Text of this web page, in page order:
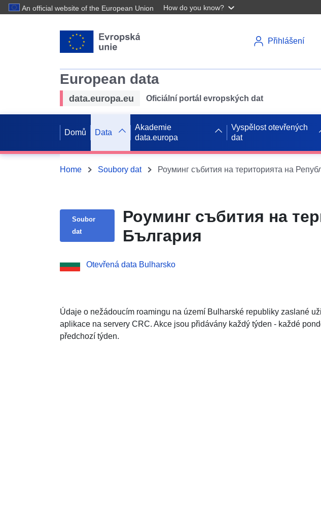
An official website of the European Union How do you know?
Přihlášení
European data
data.europa.eu Oficiální portál evropských dat
Domů Data
Akademie
data.europa
Vyspělost otevřených
dat
Home Soubory dat Роуминг събития на територията на
Soubor
dat
Роуминг събития на
България
Otevřená data Bulharsko
Údaje o nežádoucím roamingu na území Bulharské republiky zaslané
aplikace na servery CRC. Akce jsou přidávány každý týden - každé
předchozí týden.